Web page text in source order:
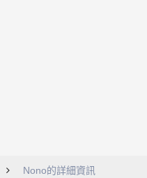
Nono的詳細資訊